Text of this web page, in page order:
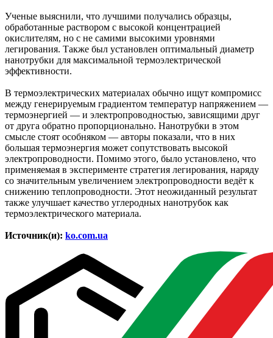
Ученые выяснили, что лучшими получались образцы,
обработанные раствором с высокой концентрацией
окислителям, но с не самими высокими уровнями
легирования. Также был установлен оптимальный диаметр
нанотрубки для максимальной термоэлектрической
эффективности.
В термоэлектрических материалах обычно ищут компромисс
между генерируемым градиентом температур напряжением —
термоэнергией — и электропроводностью, зависящими друг
от друга обратно пропорционально. Нанотрубки в этом
смысле стоят особняком — авторы показали, что в них
большая термоэнергия может сопутствовать высокой
электропроводности. Помимо этого, было установлено, что
применяемая в эксперименте стратегия легирования, наряду
со значительным увеличением электропроводности ведёт к
снижению теплопроводности. Этот неожиданный результат
также улучшает качество углеродных нанотрубок как
термоэлектрического материала.
Источник(и): ko.com.ua